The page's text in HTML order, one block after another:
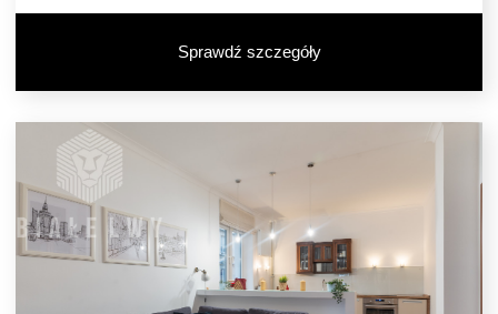
Sprawdź szczegóły